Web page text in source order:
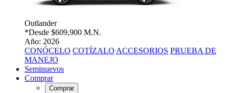
Outlander
*Desde $609,900 M.N.
Año: 2026
CONÓCELO COTÍZALO ACCESORIOS PRUEBA DE
MANEJO
Seminuevos
Comprar
Comprar